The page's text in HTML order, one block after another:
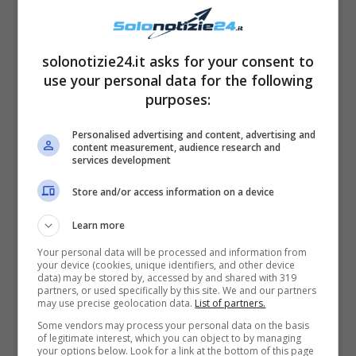
Non è il primo caso di denuncia social in
merito al furto d’identità per dei personaggi
famosi, un tema delicato questo del quale ha
parlato anche Sabrina Salerno in merito a dei
fatti che la vedono coinvolta insieme al figlio
minorenne e che adesso tocca da vicino
anche
Romina Power
Secondo quanto reso noto dall’ex moglie di
Albano Carrisi, sembrerebbe che qualcuno
abbia rubato la sua identità avviando così una
nuova pagina Instagram che, come mostrato
dalla stessa Power, in poco tempo ha
solonotizie24.it asks for your consent to
use your personal data for the following
purposes:
Personalised advertising and content, advertising and
content measurement, audience research and
services development
Store and/or access information on a device
Learn more
Your personal data will be processed and information from
your device (cookies, unique identifiers, and other device
data) may be stored by, accessed by and shared with 319
partners, or used specifically by this site. We and our partners
may use precise geolocation data. List of partners.
Some vendors may process your personal data on the basis
of legitimate interest, which you can object to by managing
your options below. Look for a link at the bottom of this page